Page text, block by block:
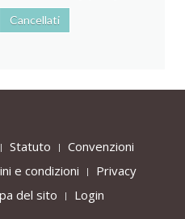
Statuto
Convenzioni
e condizioni
Privacy
del sito Login